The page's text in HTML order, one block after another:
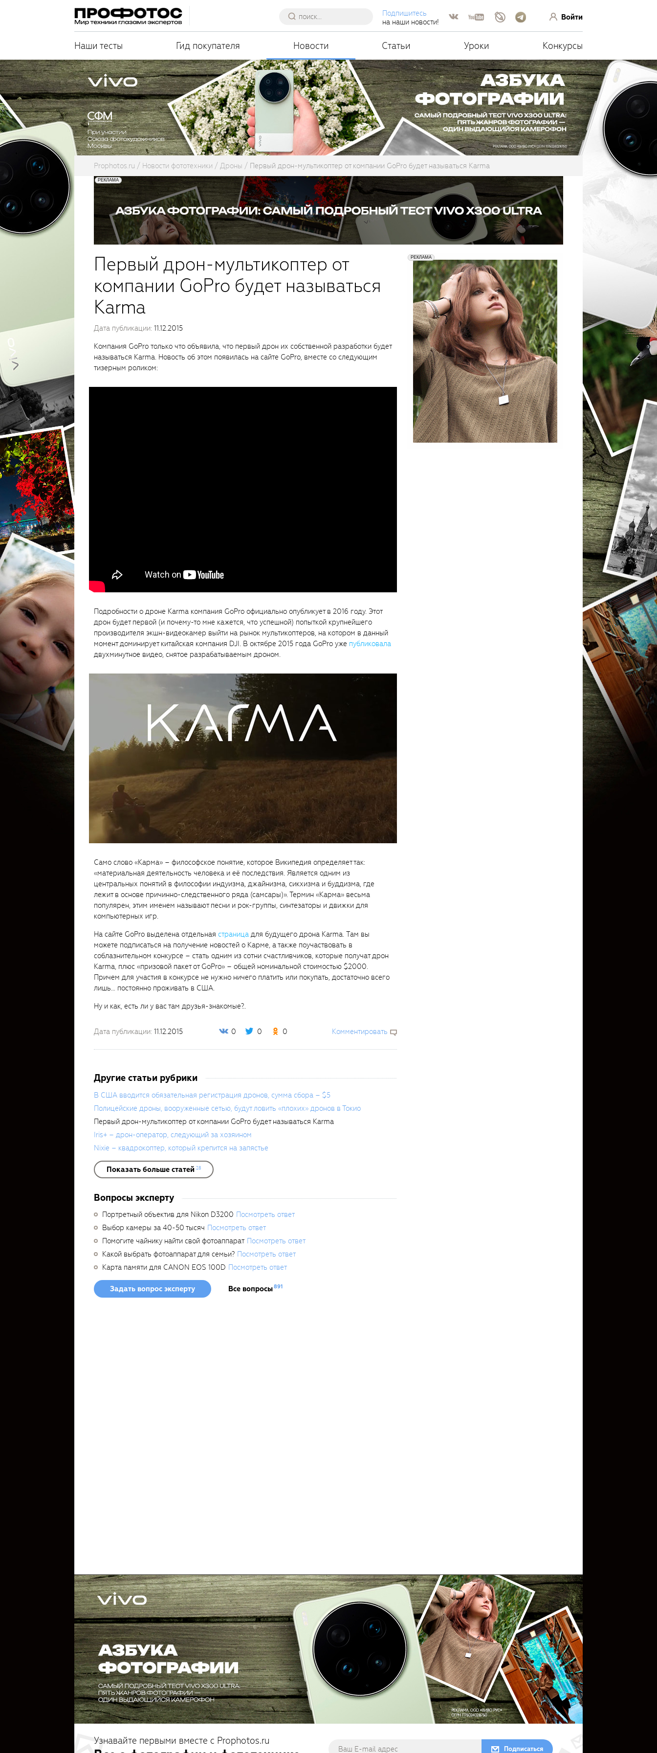
Подпишитесь
на наши новости!
Войти
Наши тесты Гид покупателя Новости Статьи Уроки Конкурсы
Prophotos.ru Новости фототехники Дроны Первый дрон-мультикоптер от компании GoPro будет называться Karma
Первый дрон-мультикоптер от
компании GoPro будет называться
Karma
Дата публикации: 11.12.2015
Компания GoPro только что объявила, что первый дрон их собственной разработки будет
называться Karma. Новость об этом появилась на сайте GoPro, вместе со следующим
тизерным роликом:
Подробности о дроне Karma компания GoPro официально опубликует в 2016 году. Этот
дрон будет первой (и почему-то мне кажется, что успешной) попыткой крупнейшего
производителя экшн-видеокамер выйти на рынок мультикоптеров, на котором в данный
момент доминирует китайская компания DJI. В октябре 2015 года GoPro уже публиковала
двухминутное видео, снятое разрабатываемым дроном.
Само слово «Карма» – философское понятие, которое Википедия определяет так:
«материальная деятельность человека и её последствия. Является одним из
центральных понятий в философии индуизма, джайнизма, сикхизма и буддизма, где
лежит в основе причинно-следственного ряда (самсары)». Термин «Карма» весьма
популярен, этим именем называют песни и рок-группы, синтезаторы и движки для
компьютерных игр.
На сайте GoPro выделена отдельная страница для будущего дрона Karma. Там вы
можете подписаться на получение новостей о Карме, а также поучаствовать в
соблазнительном конкурсе – стать одним из сотни счастливчиков, которые получат дрон
Karma, плюс «призовой пакет от GoPro» – общей номинальной стоимостью $2000.
Причем для участия в конкурсе не нужно ничего платить или покупать, достаточно всего
лишь… постоянно проживать в США.
Ну и как, есть ли у вас там друзья-знакомые?..
Дата публикации: 11.12.2015 0 0 0 Комментировать
Другие статьи рубрики
В США вводится обязательная регистрация дронов, сумма сбора – $5
Полицейские дроны, вооруженные сетью, будут ловить «плохих» дронов в Токио
Первый дрон-мультикоптер от компании GoPro будет называться Karma
Iris+ – дрон-оператор, следующий за хозяином
Nixie – квадрокоптер, который крепится на запястье
Показать больше статей 28
Вопросы эксперту
Портретный объектив для Nikon D3200 Посмотреть ответ
Выбор камеры за 40-50 тысяч Посмотреть ответ
Помогите чайнику найти свой фотоаппарат Посмотреть ответ
Какой выбрать фотоаппарат для семьи? Посмотреть ответ
Карта памяти для CANON EOS 100D Посмотреть ответ
Задать вопрос эксперту Все вопросы891
Узнавайте первыми вместе с Prophotos.ru
Подписаться